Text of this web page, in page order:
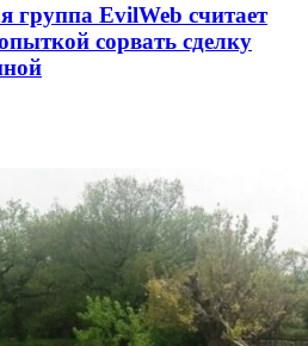
группа EvilWeb считает
сорвать сделку